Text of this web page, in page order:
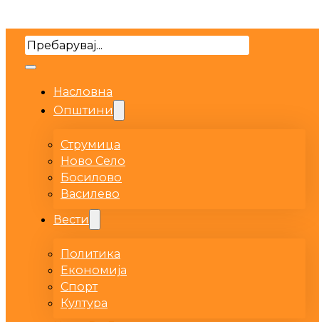
Search
Насловна
Општини
Струмица
Ново Село
Босилово
Василево
Вести
Политика
Економија
Спорт
Култура